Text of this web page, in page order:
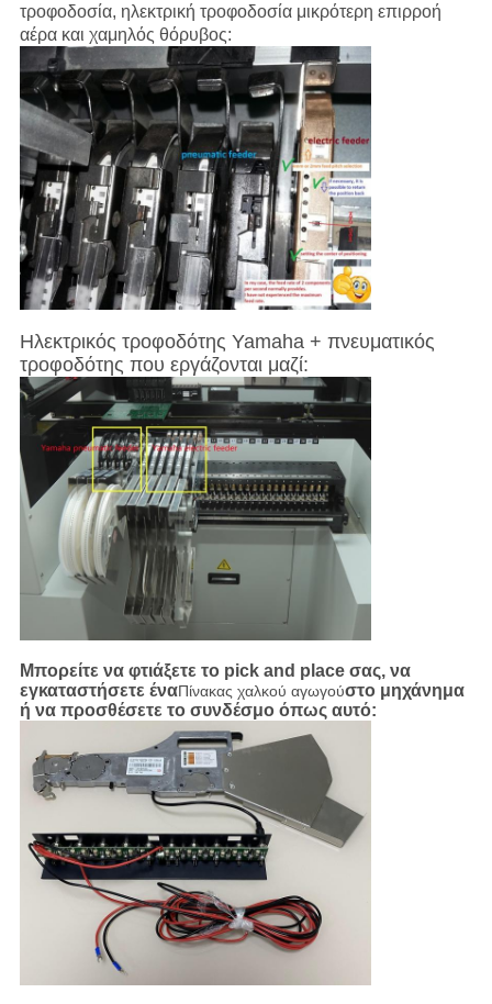
τροφοδοσία, ηλεκτρική τροφοδοσία μικρότερη επιρροή
αέρα και χαμηλός θόρυβος:
Ηλεκτρικός τροφοδότης Yamaha + πνευματικός
τροφοδότης που εργάζονται μαζί:
Μπορείτε να φτιάξετε το pick and place σας, να
εγκαταστήσετε έναΠίνακας χαλκού αγωγούστο μηχάνημα
ή να προσθέσετε το συνδέσμο όπως αυτό: